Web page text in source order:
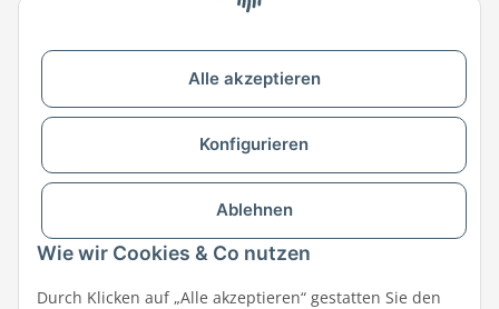
Alle akzeptieren
Konfigurieren
Ablehnen
Wie wir Cookies & Co nutzen
Durch Klicken auf „Alle akzeptieren“ gestatten Sie den
Zu MEGAZOO-nord.de wechseln
Versandpartner & Zahlungsmöglichkeiten